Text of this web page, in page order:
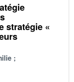
stratégie «